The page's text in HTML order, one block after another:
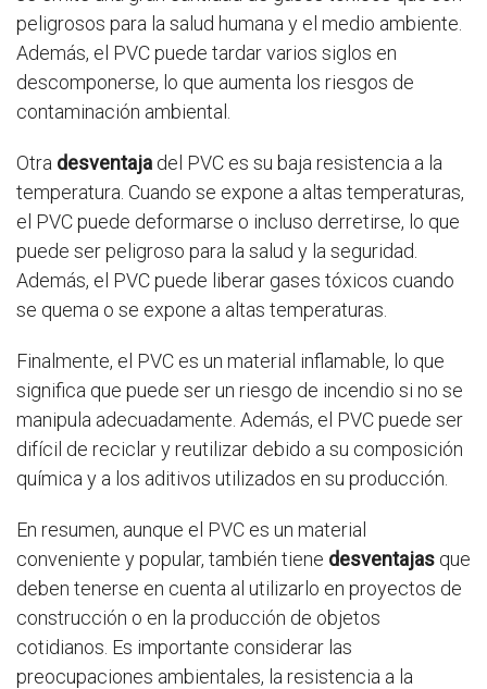
peligrosos para la salud humana y el medio ambiente.
Además, el PVC puede tardar varios siglos en
descomponerse, lo que aumenta los riesgos de
contaminación ambiental.
Otra desventaja del PVC es su baja resistencia a la
temperatura. Cuando se expone a altas temperaturas,
el PVC puede deformarse o incluso derretirse, lo que
puede ser peligroso para la salud y la seguridad.
Además, el PVC puede liberar gases tóxicos cuando
se quema o se expone a altas temperaturas.
Finalmente, el PVC es un material inflamable, lo que
significa que puede ser un riesgo de incendio si no se
manipula adecuadamente. Además, el PVC puede ser
difícil de reciclar y reutilizar debido a su composición
química y a los aditivos utilizados en su producción.
En resumen, aunque el PVC es un material
conveniente y popular, también tiene desventajas que
deben tenerse en cuenta al utilizarlo en proyectos de
construcción o en la producción de objetos
cotidianos. Es importante considerar las
preocupaciones ambientales, la resistencia a la